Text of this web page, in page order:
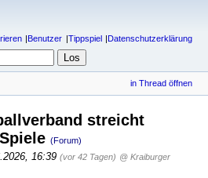
Benutzer Tippspiel Datenschutzerklärung
in Thread öffnen
streicht
(Forum)
16:39 (vor 42 Tagen) @ Kraiburger